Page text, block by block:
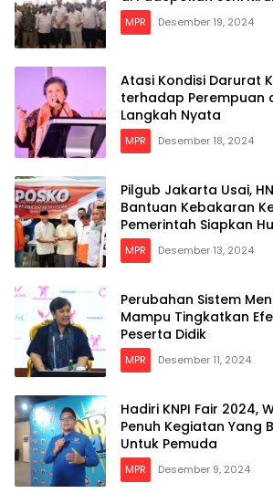
MPR Desember 19, 2024
Atasi Kondisi Darurat
terhadap Perempuan
Langkah Nyata
MPR Desember 18, 2024
Pilgub Jakarta Usai,
Bantuan Kebakaran
Pemerintah Siapkan
Para Korban
MPR Desember 13, 2024
Perubahan Sistem
Mampu Tingkatkan
Peserta Didik
MPR Desember 11, 2024
Hadiri KNPI Fair 2024,
Penuh Kegiatan Yang
Untuk Pemuda
MPR Desember 9, 2024